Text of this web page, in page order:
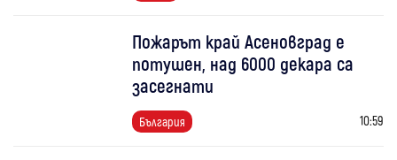
Пожарът край Асеновград е
потушен, над 6000 декара са
засегнати
България 10:59